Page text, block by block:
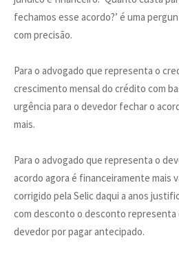
fechamos esse acordo?’ é uma
com precisão.
Para o advogado que representa o
crescimento mensal do crédito com
urgência para o devedor fechar o
mais.
Para o advogado que representa o
acordo agora é financeiramente mais
corrigido pela Selic daqui a anos
com desconto o desconto representa
devedor por pagar antecipado.